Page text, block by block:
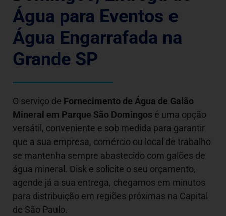
Água para Eventos e
Água Engarrafada na
Grande SP
O serviço de Fornecimento de Água de Galão
Mineral em Parque São Domingos é uma opção
versátil, conveniente e sob medida para garantir
que a sua empresa, comércio ou local de trabalho
se mantenha sempre abastecido com galões de
água mineral. Disk e solicite o seu orçamento,
agende já a sua entrega, chegamos em minutos
para distribuição em regiões próximas na Capital
de São Paulo.